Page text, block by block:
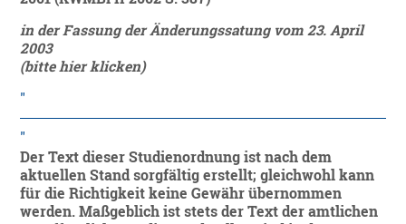
in der Fassung der Änderungssatung vom 23. April
2003
(bitte hier klicken)
Der Text dieser Studienordnung ist nach dem
aktuellen Stand sorgfältig erstellt; gleichwohl kann
für die Richtigkeit keine Gewähr übernommen
werden. Maßgeblich ist stets der Text der amtlichen